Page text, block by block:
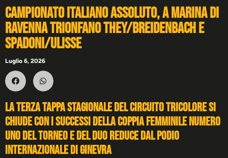
Campionato Italiano Assoluto, a Marina di
Ravenna trionfano They/Breidenbach e
Spadoni/Ulisse
Luglio 6, 2026
La terza tappa stagionale del circuito tricolore si
chiude con i successi della coppia femminile numero
uno del torneo e del duo reduce dal podio
internazionale di Ginevra